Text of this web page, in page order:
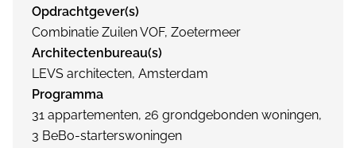
Opdrachtgever(s)
Combinatie Zuilen VOF, Zoetermeer
Architectenbureau(s)
LEVS architecten, Amsterdam
Programma
31 appartementen, 26 grondgebonden woningen,
3 BeBo-starterswoningen